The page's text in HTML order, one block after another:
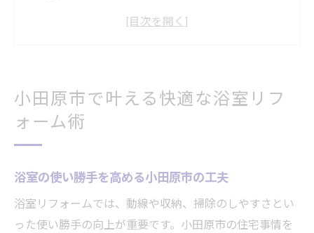
家族みんなが満足する浴室リフォームの秘
訣
果
浴室の寒さ対策に有効なリフォームの選び方
浴室の断熱性を高めるためのリフォーム方
小田原市で叶える快適な浴室リフ
ォーム術
浴室の使い勝手を高める小田原市の工夫
浴室リフォームでは、動線や収納、掃除のしやすさとい
った使い勝手の向上が重要です。小田原市の住宅事情を